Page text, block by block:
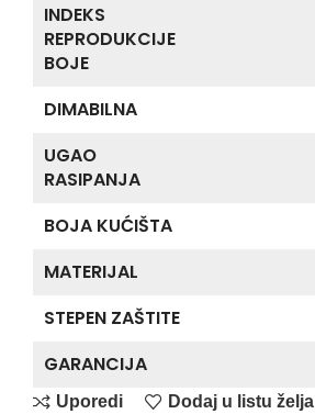
INDEKS
REPRODUKCIJE
BOJE
DIMABILNA
UGAO
RASIPANJA
BOJA KUĆIŠTA
MATERIJAL
STEPEN ZAŠTITE
GARANCIJA
Uporedi
Dodaj u listu želja